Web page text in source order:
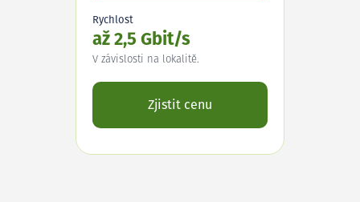
Rychlost
až 2,5 Gbit/s
V závislosti na lokalitě.
Zjistit cenu